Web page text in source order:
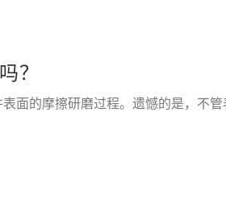
？
面的摩擦研磨过程。遗憾的是，不